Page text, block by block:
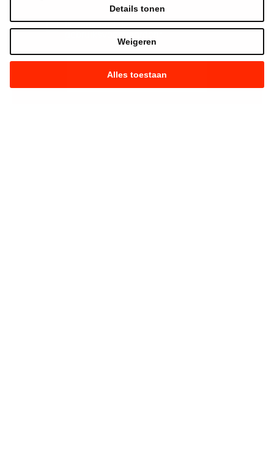
Alles toestaan
Weigeren
Details tonen
Ik aanvaard de